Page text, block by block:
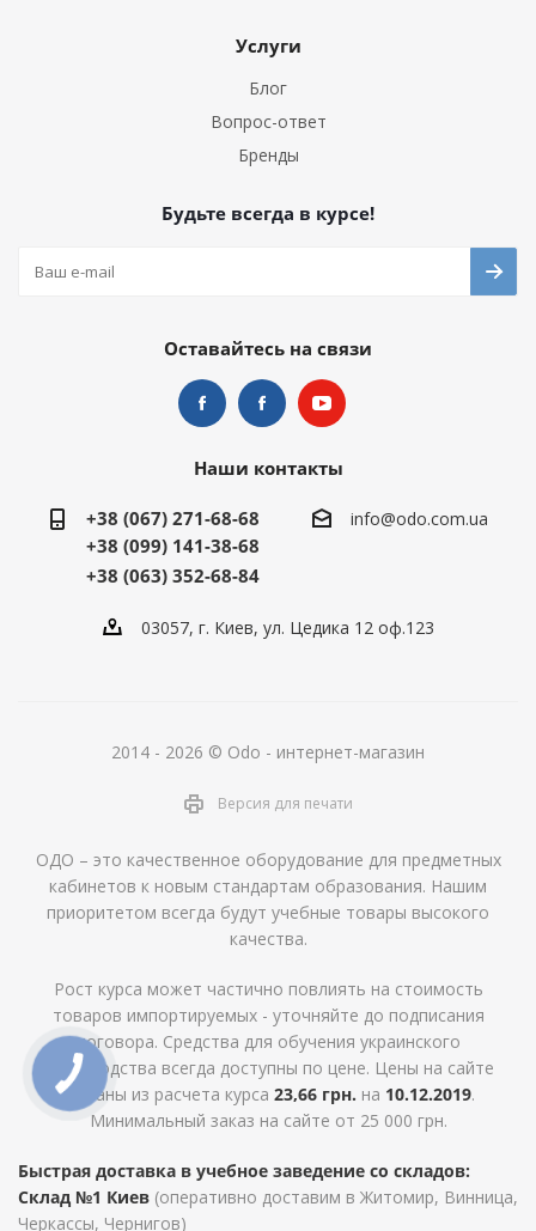
Услуги
Блог
Вопрос-ответ
Бренды
Будьте всегда в курсе!
Оставайтесь на связи
Наши контакты
+38 (067) 271-68-68
+38 (099) 141-38-68
+38 (063) 352-68-84
info@odo.com.ua
03057, г. Киев, ул. Цедика 12 оф.123
2014 - 2026 © Odo - интернет-магазин
Версия для печати
ОДО – это качественное оборудование для предметных
кабинетов к новым стандартам образования. Нашим
приоритетом всегда будут учебные товары высокого
качества.
Рост курса может частично повлиять на стоимость
товаров импортируемых - уточняйте до подписания
договора. Средства для обучения украинского
производства всегда доступны по цене. Цены на сайте
указаны из расчета курса 23,66 грн. на 10.12.2019.
Минимальный заказ на сайте от 25 000 грн.
Быстрая доставка в учебное заведение со складов:
Склад №1 Киев (оперативно доставим в Житомир, Винница,
Черкассы, Чернигов)